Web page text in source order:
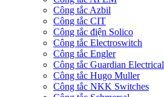
Công tắc Azbil
Công tắc CIT
Công tắc điện Solico
Công tắc Electroswitch
Công tắc Engler
Công tắc Guardian Electrical
Công tắc Hugo Muller
Công tắc NKK Switches